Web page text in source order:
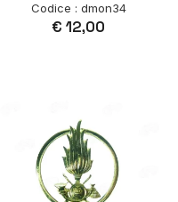
Codice : dmon34
€ 12,00